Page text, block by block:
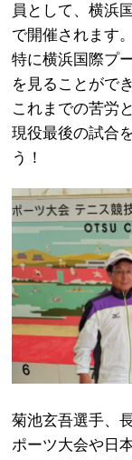
員として、横浜
で開催されます。
特に横浜国際プ
を見ることがで
これまでの苦労
現役最後の試合
う！
菊池玄吾選手、
ポーツ大会や日